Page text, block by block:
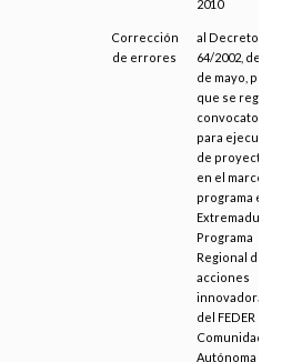
2010
Corrección
de errores
al Decreto
64/2002, de 28
de mayo, por el
que se regula la
convocatoria
para ejecución
de proyectos
en el marco del
programa e-
Extremadura:
Programa
Regional de
acciones
innovadoras
del FEDER en la
Comunidad
Autónoma de